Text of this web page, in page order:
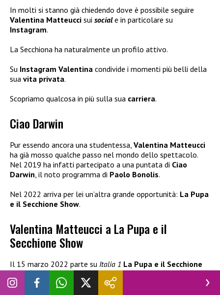
In molti si stanno già chiedendo dove è possibile seguire
Valentina Matteucci sui sociale in particolare su
Instagram.
La Secchiona ha naturalmente un profilo attivo.
Su Instagram Valentina condivide i momenti più belli della
sua vita privata.
Scopriamo qualcosa in più sulla sua carriera.
Ciao Darwin
Pur essendo ancora una studentessa, Valentina Matteucci
ha già mosso qualche passo nel mondo dello spettacolo.
Nel 2019 ha infatti partecipato a una puntata di Ciao
Darwin, il noto programma di Paolo Bonolis.
Nel 2022 arriva per lei un’altra grande opportunità: La Pupa
e il Secchione Show.
Valentina Matteucci a La Pupa e il
Secchione Show
Il 15 marzo 2022 parte su Italia 1 La Pupa e il Secchione
d’Urso
, e numerose sono le novità in serbo per il pubblico. A